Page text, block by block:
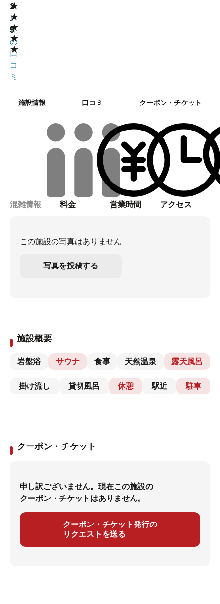
★
★
★
★
★
2
.
5
1
1
件
の
口
コ
ミ
施設情報 口コミ クーポン・チケット
混雑情報 料金 営業時間 アクセス
この施設の写真はありません
写真を投稿する
施設概要
岩盤浴 サウナ 食事 天然温泉 露天風呂
掛け流し 貸切風呂 休憩 駅近 駐車
クーポン・チケット
申し訳ございません。現在この施設の
クーポン・チケットはありません。
クーポン・チケット発行の
リクエストを送る